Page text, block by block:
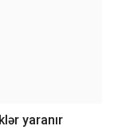
yaranır